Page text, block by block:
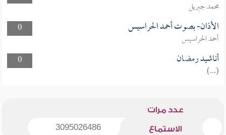
محمد جبريل
0
الأذان- بصوت أحمد الحراسيس
أحمد الحراسيس
0
أناشيد رمضان
(...)
عدد مرات
الاستماع 3095026486